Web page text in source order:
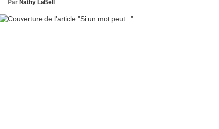
Par Nathy LaBell